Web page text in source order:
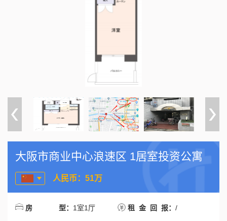
大阪市商业中心浪速区 1居室投资公寓
人民币：51万
房型： 1室1厅 租金回报： /